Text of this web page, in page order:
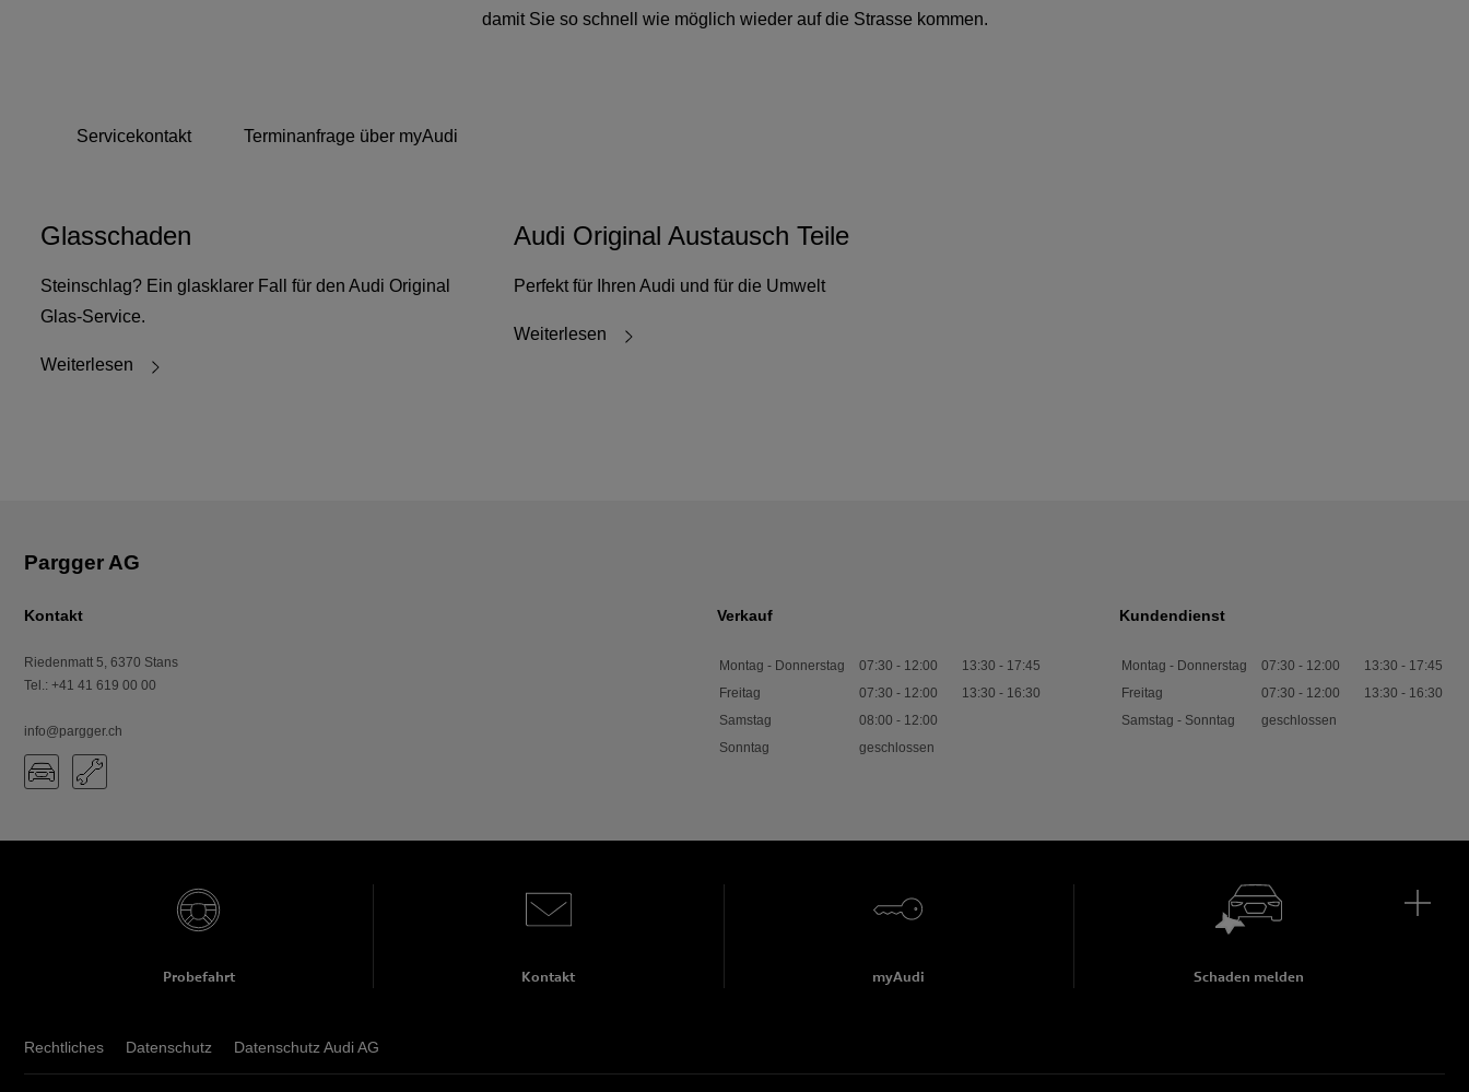
damit Sie so schnell wie möglich wieder auf die Strasse kommen.
Servicekontakt Terminanfrage über myAudi
Glasschaden
Steinschlag? Ein glasklarer Fall für den Audi Original
Glas-Service.
Weiterlesen
Audi Original Austausch Teile
Perfekt für Ihren Audi und für die Umwelt
Weiterlesen
Kontakt
Riedenmatt 5, 6370 Stans
Tel.: +41 41 619 00 00
info@pargger.ch
Verkauf
Montag - Donnerstag 07:30 - 12:00 13:30 - 17:45
Freitag
07:30 - 12:00 13:30 - 16:30
Samstag
08:00 - 12:00
Sonntag
geschlossen
Kundendienst
Montag - Donnerstag 07:30 - 12:00 13:30 - 17:45
Freitag
07:30 - 12:00 13:30 - 16:30
Samstag - Sonntag
geschlossen
Probefahrt Kontakt myAudi Schaden melden
Rechtliches Datenschutz Datenschutz Audi AG